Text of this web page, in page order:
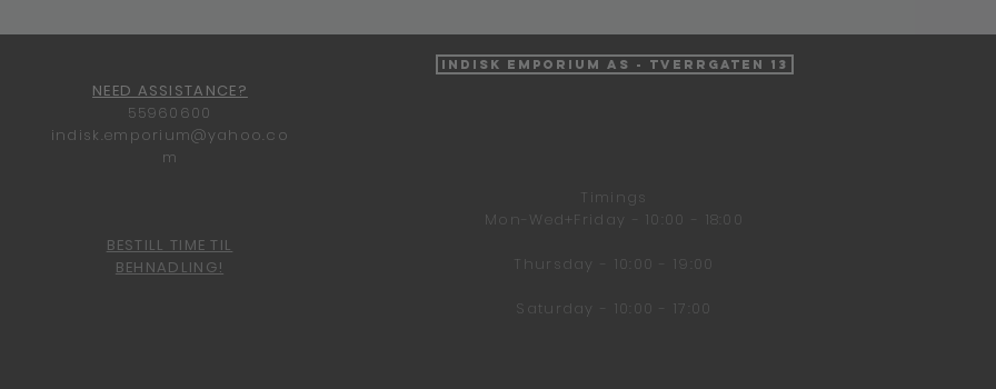
NEED ASSISTANCE?
55960600
indisk.emporium@yahoo.co
m
BESTILL TIME TIL
BEHNADLING!
Indisk Emporium AS - Tverrgaten 13
Timings
Mon-Wed+Friday - 10:00 - 18:00
Thursday - 10:00 - 19:00
Saturday - 10:00 - 17:00